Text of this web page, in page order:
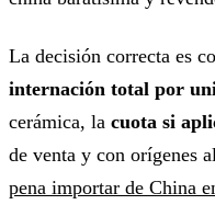
La decisión correcta es
internación total por
cerámica, la cuota si
de venta y con orígenes
pena importar de China